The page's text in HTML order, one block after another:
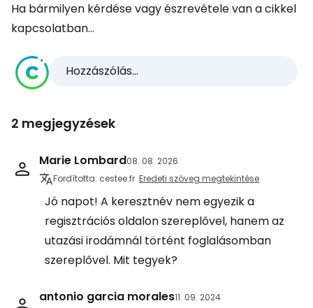
Ha bármilyen kérdése vagy észrevétele van a cikkel
kapcsolatban...
Hozzászólás...
2 megjegyzések
Marie Lombard08. 08. 2026
Fordította: cestee.fr Eredeti szöveg megtekintése
Jó napot! A keresztnév nem egyezik a
regisztrációs oldalon szereplővel, hanem az
utazási irodámnál történt foglalásomban
szereplővel. Mit tegyek?
antonio garcia morales11. 09. 2024